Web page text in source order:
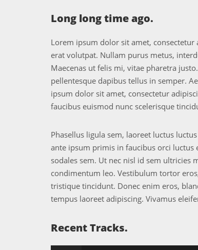
Long long time ago.
Lorem ipsum dolor sit amet,
erat volutpat. Nullam purus metus,
Maecenas ut felis mi, vitae pharetra
pellentesque dapibus tellus in semper.
ipsum dolor sit amet, consectetur
faucibus euismod nunc scelerisque
Phasellus ligula sem, laoreet luctus
ante ipsum primis in faucibus orci luctus
sodales sem. Ut nec nisl id sem ultricies
condimentum leo. Vestibulum tortor
tristique tincidunt. Donec enim eros,
tempus laoreet adipiscing. Vivamus
Recent Tracks.